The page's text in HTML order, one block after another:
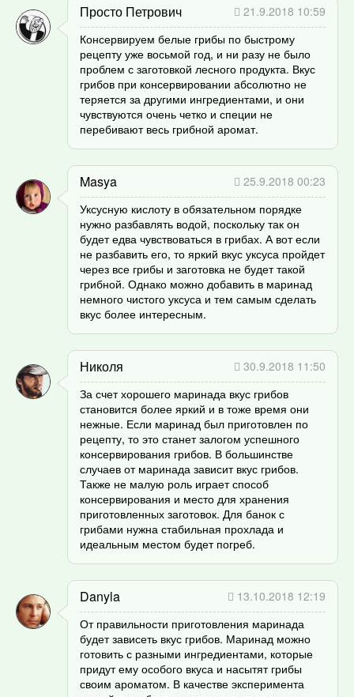
Просто Петрович
21.9.2018 10:59
Консервируем белые грибы по быстрому
рецепту уже восьмой год, и ни разу не было
проблем с заготовкой лесного продукта. Вкус
грибов при консервировании абсолютно не
теряется за другими ингредиентами, и они
чувствуются очень четко и специи не
перебивают весь грибной аромат.
Masya
25.9.2018 00:23
Уксусную кислоту в обязательном порядке
нужно разбавлять водой, поскольку так он
будет едва чувствоваться в грибах. А вот если
не разбавить его, то яркий вкус уксуса пройдет
через все грибы и заготовка не будет такой
грибной. Однако можно добавить в маринад
немного чистого уксуса и тем самым сделать
вкус более интересным.
Николя
30.9.2018 11:50
За счет хорошего маринада вкус грибов
становится более яркий и в тоже время они
нежные. Если маринад был приготовлен по
рецепту, то это станет залогом успешного
консервирования грибов. В большинстве
случаев от маринада зависит вкус грибов.
Также не малую роль играет способ
консервирования и место для хранения
приготовленных заготовок. Для банок с
грибами нужна стабильная прохлада и
идеальным местом будет погреб.
Danyla
13.10.2018 12:19
От правильности приготовления маринада
будет зависеть вкус грибов. Маринад можно
готовить с разными ингредиентами, которые
придут ему особого вкуса и насытят грибы
своим ароматом. В качестве эксперимента